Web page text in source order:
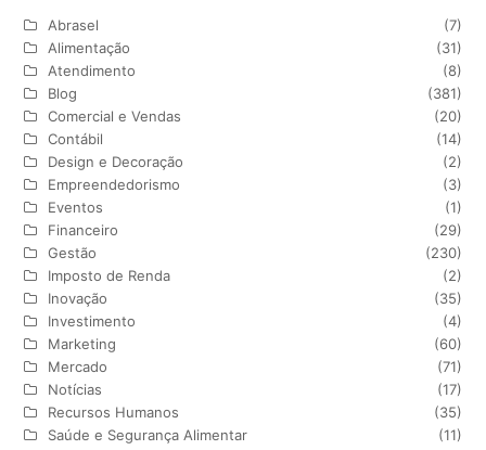
Abrasel
(7)
Alimentação
(31)
Atendimento
(8)
Blog
(381)
Comercial e Vendas
(20)
Contábil
(14)
Design e Decoração
(2)
Empreendedorismo
(3)
Eventos
(1)
Financeiro
(29)
Gestão
(230)
Imposto de Renda
(2)
Inovação
(35)
Investimento
(4)
Marketing
(60)
Mercado
(71)
Notícias
(17)
Recursos Humanos
(35)
Saúde e Segurança Alimentar
(11)